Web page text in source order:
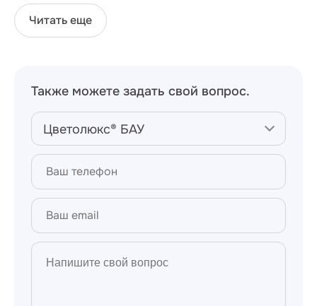
Читать еще
Также можете задать свой вопрос.
Цветолюкс® БАУ